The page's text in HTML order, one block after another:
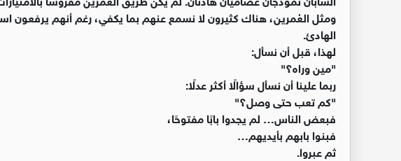
ومثل العُمرين، هناك كثيرون لا نسمع عنهم بما يكفي، رغم أنهم يرفعون
الهادئ.
لهذا، قبل أن نسأل:
"مين وراه؟"
ربما علينا أن نسأل سؤالًا أكثر عدلًا:
"كم تعب حتى وصل؟"
فبعض الناس… لم يجدوا بابًا مفتوحًا،
فبنوا بابهم بأيديهم…
ثم عبروا.